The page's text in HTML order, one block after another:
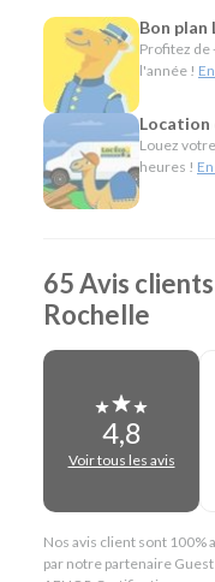
Minibus pour
Utilitaires de
matériel.
Véhicules
frigorifiques, les
permis, pour
L'esprit Loc Eco
véhicules simple,
de La Rochelle
attractifs et des
demande ou la
véhicule dont vous
convient, avec un
En résumé -
Rochelle Gare
Catégories de
Bon plan
Profitez de
l'année !
Location
Louez
heures !
65 Avis
Rochelle
4,8
Voir tous les avis
Nos avis client sont
par notre partenaire